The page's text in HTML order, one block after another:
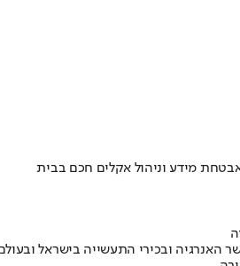
מידע וניהול אקלים חכם בבית
האנרגיה ובכירי התעשייה בישראל